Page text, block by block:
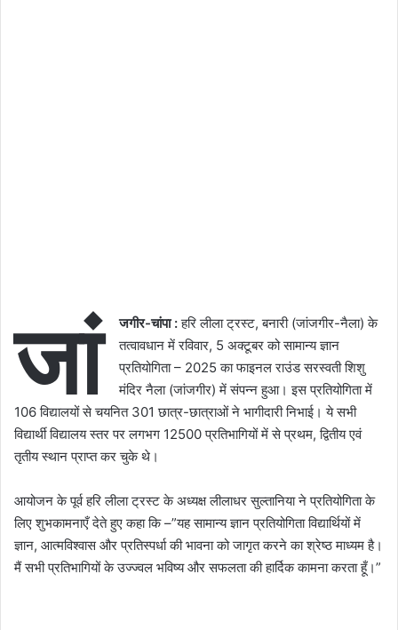
जां जगीर-चांपा :हरि लीला ट्रस्ट, बनारी (जांजगीर-नैला) के
तत्वावधान में रविवार, 5 अक्टूबर को सामान्य ज्ञान
प्रतियोगिता – 2025 का फाइनल राउंड सरस्वती शिशु
मंदिर नैला (जांजगीर) में संपन्न हुआ। इस प्रतियोगिता में
106 विद्यालयों से चयनित 301 छात्र-छात्राओं ने भागीदारी निभाई। ये सभी
विद्यार्थी विद्यालय स्तर पर लगभग 12500 प्रतिभागियों में से प्रथम, द्वितीय एवं
तृतीय स्थान प्राप्त कर चुके थे।
आयोजन के पूर्व हरि लीला ट्रस्ट के अध्यक्ष लीलाधर सुल्तानिया ने प्रतियोगिता के
लिए शुभकामनाएँ देते हुए कहा कि –”यह सामान्य ज्ञान प्रतियोगिता विद्यार्थियों में
ज्ञान, आत्मविश्वास और प्रतिस्पर्धा की भावना को जागृत करने का श्रेष्ठ माध्यम है।
मैं सभी प्रतिभागियों के उज्ज्वल भविष्य और सफलता की हार्दिक कामना करता हूँ।”